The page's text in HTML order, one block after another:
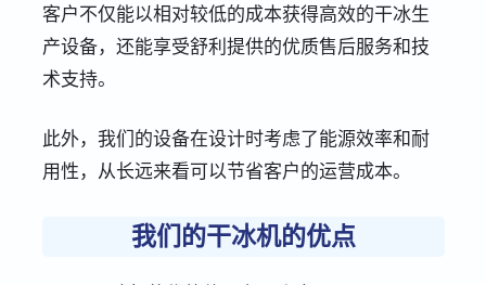
客户不仅能以相对较低的成本获得高效的干冰生
产设备，还能享受舒利提供的优质售后服务和技
术支持。
此外，我们的设备在设计时考虑了能源效率和耐
用性，从长远来看可以节省客户的运营成本。
我们的干冰机的优点